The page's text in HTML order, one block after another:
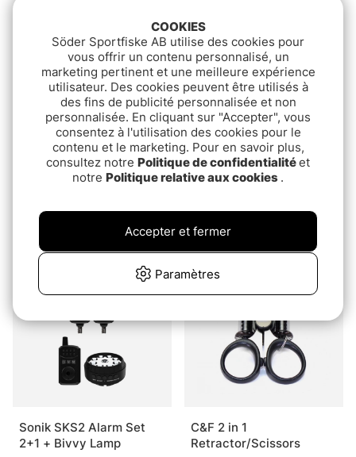
pack
€4.30
Sonik SKS2 Alarm Set
2+1 + Bivvy Lamp
C&F 2 in 1
Retractor/Scissors
COOKIES
Söder Sportfiske AB utilise des cookies pour
vous offrir un contenu personnalisé, un
marketing pertinent et une meilleure expérience
utilisateur. Des cookies peuvent être utilisés à
des fins de publicité personnalisée et non
personnalisée. En cliquant sur "Accepter", vous
consentez à l'utilisation des cookies pour le
contenu et le marketing. Pour en savoir plus,
consultez notre Politique de confidentialitéet
notre Politique relative aux cookies .
Paramètres
Accepter et fermer